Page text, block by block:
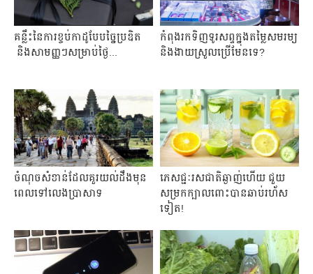
គន្លឹះ​នៃ​ការ​ខ្ចប់​កាដូ​បែប​ច្នៃ​ប្រឌិត​
និង​សាមញ្ញ​​ៗ​​សម្រាប់​ថ្ងៃ​...
កំពុងរកទិញទូរសព្ទក្នុងតម្លៃសមរម្យ
និងងាយស្រួលប្រើមែនទេ?
ចំណុចសំខាន់ដែលគួរយល់ដឹងមុន
ពេលទៅលេងប្រាសាទ
ភេសជ្ជៈ​​​រស​ជាតិ​ឆ្ងាញ់​ហើយ ជួយ
សម្រក​ក្បាល​ពោះ​បាន​ឆាប់​រហ័ស​
ទៀត​!